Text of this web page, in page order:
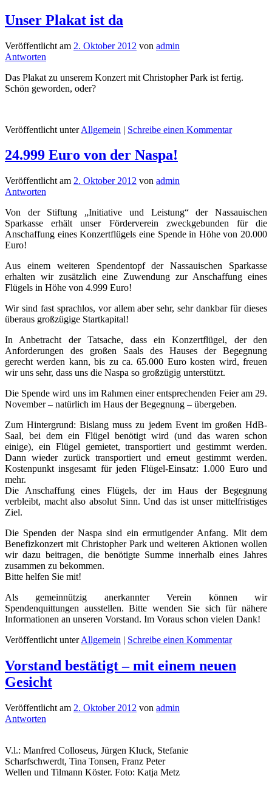
Unser Plakat ist da
Veröffentlicht am 2. Oktober 2012 von admin
Antworten
Das Plakat zu unserem Konzert mit Christopher Park ist fertig.
Schön geworden, oder?
Veröffentlicht unter Allgemein | Schreibe einen Kommentar
24.999 Euro von der Naspa!
Veröffentlicht am 2. Oktober 2012 von admin
Antworten
Von der Stiftung „Initiative und Leistung“ der Nassauischen
Sparkasse erhält unser Förderverein zweckgebunden für die
Anschaffung eines Konzertflügels eine Spende in Höhe von 20.000
Euro!
Aus einem weiteren Spendentopf der Nassauischen Sparkasse
erhalten wir zusätzlich eine Zuwendung zur Anschaffung eines
Flügels in Höhe von 4.999 Euro!
Wir sind fast sprachlos, vor allem aber sehr, sehr dankbar für dieses
überaus großzügige Startkapital!
In Anbetracht der Tatsache, dass ein Konzertflügel, der den
Anforderungen des großen Saals des Hauses der Begegnung
gerecht werden kann, bis zu ca. 65.000 Euro kosten wird, freuen
wir uns sehr, dass uns die Naspa so großzügig unterstützt.
Die Spende wird uns im Rahmen einer entsprechenden Feier am 29.
November – natürlich im Haus der Begegnung – übergeben.
Zum Hintergrund: Bislang muss zu jedem Event im großen HdB-
Saal, bei dem ein Flügel benötigt wird (und das waren schon
einige), ein Flügel gemietet, transportiert und gestimmt werden.
Dann wieder zurück transportiert und erneut gestimmt werden.
Kostenpunkt insgesamt für jeden Flügel-Einsatz: 1.000 Euro und
mehr.
Die Anschaffung eines Flügels, der im Haus der Begegnung
verbleibt, macht also absolut Sinn. Und das ist unser mittelfristiges
Ziel.
Die Spenden der Naspa sind ein ermutigender Anfang. Mit dem
Benefizkonzert mit Christopher Park und weiteren Aktionen wollen
wir dazu beitragen, die benötigte Summe innerhalb eines Jahres
zusammen zu bekommen.
Bitte helfen Sie mit!
Als gemeinnützig anerkannter Verein können wir
Spendenquittungen ausstellen. Bitte wenden Sie sich für nähere
Informationen an unseren Vorstand. Im Voraus schon vielen Dank!
Veröffentlicht unter Allgemein | Schreibe einen Kommentar
Vorstand bestätigt – mit einem neuen
Gesicht
Veröffentlicht am 2. Oktober 2012 von admin
Antworten
V.l.: Manfred Colloseus, Jürgen Kluck, Stefanie
Scharfschwerdt, Tina Tonsen, Franz Peter
Wellen und Tilmann Köster. Foto: Katja Metz